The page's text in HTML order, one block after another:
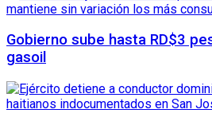
Gobierno sube hasta RD$3
gasoil